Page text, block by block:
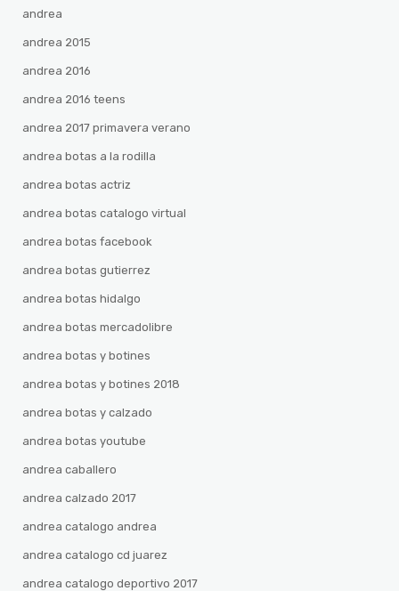
andrea
andrea 2015
andrea 2016
andrea 2016 teens
andrea 2017 primavera verano
andrea botas a la rodilla
andrea botas actriz
andrea botas catalogo virtual
andrea botas facebook
andrea botas gutierrez
andrea botas hidalgo
andrea botas mercadolibre
andrea botas y botines
andrea botas y botines 2018
andrea botas y calzado
andrea botas youtube
andrea caballero
andrea calzado 2017
andrea catalogo andrea
andrea catalogo cd juarez
andrea catalogo deportivo 2017